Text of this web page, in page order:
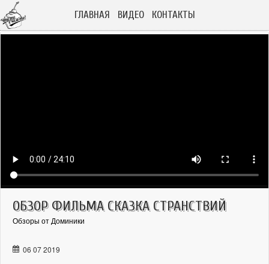
ГЛАВНАЯ ВИДЕО КОНТАКТЫ
ОБЗОР ФИЛЬМА СКАЗКА СТРАНСТВИЙ
Обзоры от Доминики
06 07 2019